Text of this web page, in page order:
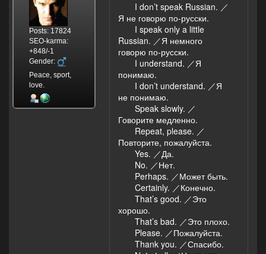
Posts: 17824
SEO-karma:
+848/-1
Gender:
Peace, sport,
love.
I don’t speak Russian. ／
Я не говорю по-русски.
I speak only a little
Russian. ／Я немного
говорю по-русски.
I understand. ／Я
понимаю.
I don’t understand. ／Я
не понимаю.
Speak slowly. ／
Говорите медленно.
Repeat, please. ／
Повторите, пожалуйста.
Yes. ／Да.
No. ／Нет.
Perhaps. ／Может быть.
Certainly. ／Конечно.
That’s good. ／Это
хорошо.
That’s bad. ／Это плохо.
Please. ／Пожалуйста.
Thank you. ／Спасибо.